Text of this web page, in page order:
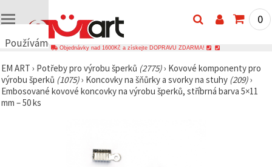
Používáme
🍪
Používáme
cookies a
podobné
0
Objednávky nad 1600Kč a získejte DOPRAVU ZDARMA!
EM ART › Potřeby pro výrobu šperků (2775)› Kovové komponenty pro
výrobu šperků (1075)› Koncovky na šňůrky a svorky na stuhy (209)›
Embosované kovové koncovky na výrobu šperků, stříbrná barva 5×11
mm – 50 ks